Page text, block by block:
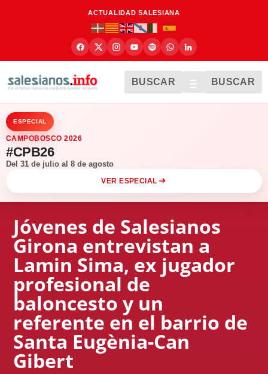
ACTUALIDAD SALESIANA
BUSCAR BUSCAR
ESPECIAL
CAMPOBOSCO 2026
#CPB26
Del 31 de julio al 8 de agosto
VER ESPECIAL
Jóvenes de Salesianos
Girona entrevistan a
Lamin Sima, ex jugador
profesional de
baloncesto y un
referente en el barrio de
Santa Eugènia-Can
Gibert